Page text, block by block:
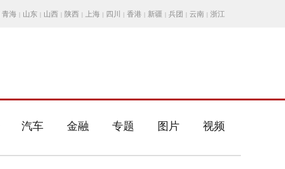
青海 | 山东 | 山西 | 陕西 | 上海 | 四川 | 香港 | 新疆 | 兵团 | 云南 | 浙江
汽车 金融 专题 图片 视频